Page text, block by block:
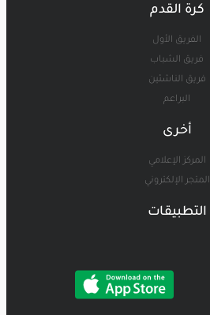
كرة القدم
الفريق الأول
فريق الشباب
فريق الناشئين
البراعم
أخرى
المركز الإعلامي
المتجر الإلكتروني
التطبيقات